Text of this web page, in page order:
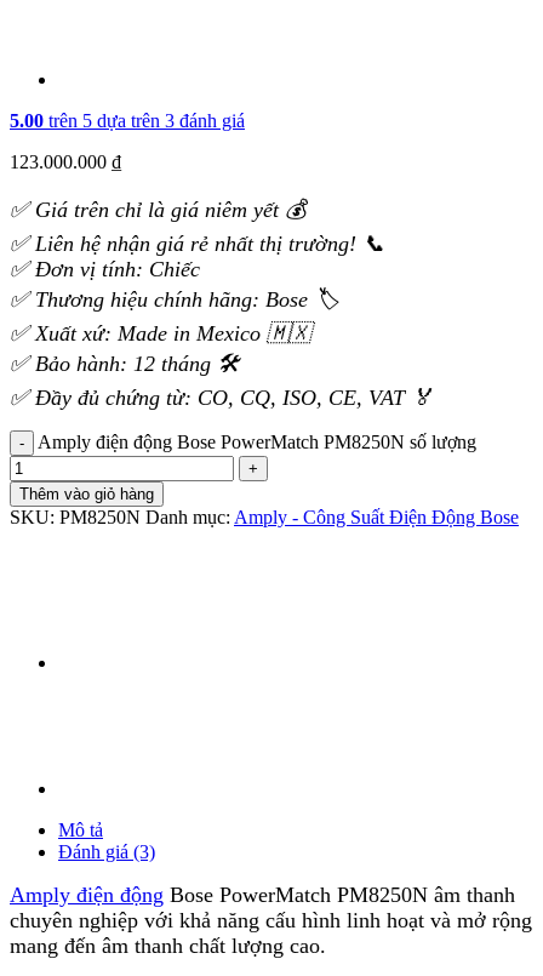
5.00 trên 5 dựa trên 3 đánh giá
123.000.000 ₫
✅ Giá trên chỉ là giá niêm yết 💰
✅ Liên hệ nhận giá rẻ nhất thị trường! 📞
✅ Đơn vị tính: Chiếc
✅ Thương hiệu chính hãng: Bose 🏷️
✅ Xuất xứ: Made in Mexico 🇲🇽
✅ Bảo hành: 12 tháng 🛠️
✅ Đầy đủ chứng từ: CO, CQ, ISO, CE, VAT 🏅
Amply điện động Bose PowerMatch PM8250N số lượng
Thêm vào giỏ hàng
SKU: PM8250N Danh mục: Amply - Công Suất Điện Động Bose
Mô tả
Đánh giá (3)
Amply điện động Bose PowerMatch PM8250N âm thanh
chuyên nghiệp với khả năng cấu hình linh hoạt và mở rộng
mang đến âm thanh chất lượng cao.